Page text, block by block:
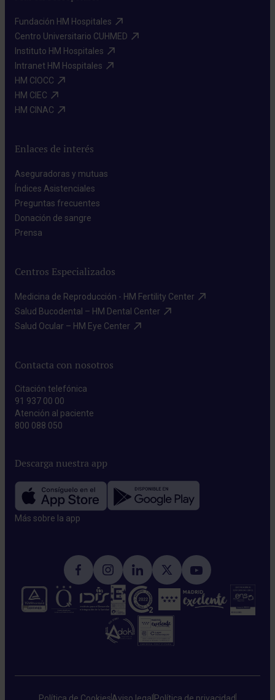
Fundación HM Hospitales​
Centro Universitario CUHMED​
Instituto HM Hospitales​
Intranet HM Hospitales​
HM CIOCC​
HM CIEC​
HM CINAC​
Enlaces de interés
Aseguradoras y mutuas​
Índices Asistenciales​
Preguntas frecuentes​
Donación de sangre​
Prensa​
Centros Especializados
Medicina de Reproducción - HM Fertility Center​
Salud Bucodental – HM Dental Center​
Salud Ocular – HM Eye Center​
Contacta con nosotros
Citación telefónica
91 937 00 00
Atención al paciente
800 088 050
Descarga nuestra app
Más sobre la app​
Política de CookiesAviso legalPolítica de privacidad